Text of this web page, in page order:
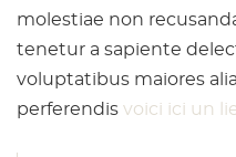
molestiae non
tenetur a sapiente
voluptatibus maiores
perferendis voici ici un